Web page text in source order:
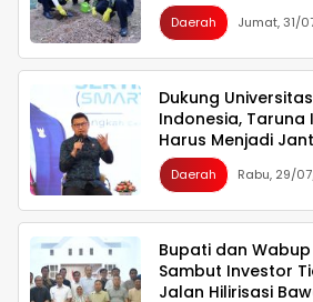
Daerah Jumat, 31/
Dukung
Indonesia, Taruna
Harus Menjadi
seperti Jepang
Indonesia Emas
Daerah Rabu, 29/
Bupati dan
Sambut Investor
Jalan Hilirisasi